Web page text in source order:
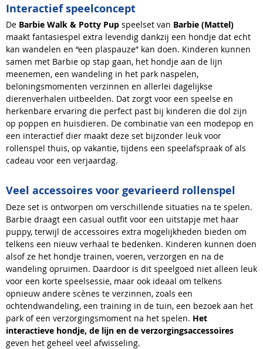
Interactief speelconcept
De Barbie Walk & Potty Pup speelset van Barbie (Mattel)
maakt fantasiespel extra levendig dankzij een hondje dat echt
kan wandelen en “een plaspauze” kan doen. Kinderen kunnen
samen met Barbie op stap gaan, het hondje aan de lijn
meenemen, een wandeling in het park naspelen,
beloningsmomenten verzinnen en allerlei dagelijkse
dierenverhalen uitbeelden. Dat zorgt voor een speelse en
herkenbare ervaring die perfect past bij kinderen die dol zijn
op poppen en huisdieren. De combinatie van een modepop en
een interactief dier maakt deze set bijzonder leuk voor
rollenspel thuis, op vakantie, tijdens een speelafspraak of als
cadeau voor een verjaardag.
Veel accessoires voor gevarieerd rollenspel
Deze set is ontworpen om verschillende situaties na te spelen.
Barbie draagt een casual outfit voor een uitstapje met haar
puppy, terwijl de accessoires extra mogelijkheden bieden om
telkens een nieuw verhaal te bedenken. Kinderen kunnen doen
alsof ze het hondje trainen, voeren, verzorgen en na de
wandeling opruimen. Daardoor is dit speelgoed niet alleen leuk
voor een korte speelsessie, maar ook ideaal om telkens
opnieuw andere scènes te verzinnen, zoals een
ochtendwandeling, een training in de tuin, een bezoek aan het
park of een verzorgingsmoment na het spelen. Het
interactieve hondje, de lijn en de verzorgingsaccessoires
geven het geheel veel afwisseling.